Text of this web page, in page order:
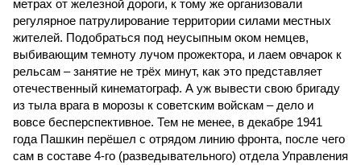
метрах от железной дороги, к тому же организовали
регулярное патрулирование территории силами местных
жителей. Подобраться под неусыпным оком немцев,
выбивающим темноту лучом прожектора, и лаем овчарок к
рельсам – занятие не трёх минут, как это представляет
отечественный кинематограф. А уж вывести свою бригаду
из тыла врага в морозы к советским войскам – дело и
вовсе бесперспективное. Тем не менее, в декабре 1941
года Пашкин перёшел с отрядом линию фронта, после чего
сам в составе 4-го (разведывательного) отдела Управления